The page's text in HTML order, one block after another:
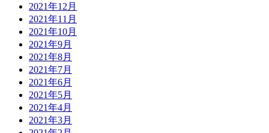
2021年12月
2021年11月
2021年10月
2021年9月
2021年8月
2021年7月
2021年6月
2021年5月
2021年4月
2021年3月